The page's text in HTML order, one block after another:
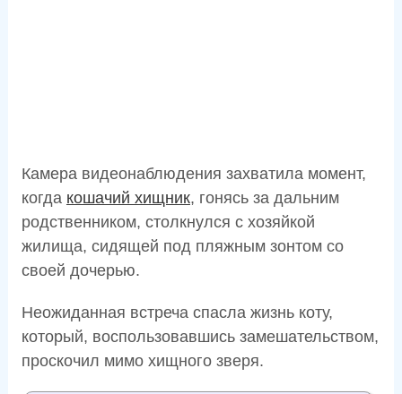
Камера видеонаблюдения захватила момент,
когда кошачий хищник, гонясь за дальним
родственником, столкнулся с хозяйкой
жилища, сидящей под пляжным зонтом со
своей дочерью.
Неожиданная встреча спасла жизнь коту,
который, воспользовавшись замешательством,
проскочил мимо хищного зверя.